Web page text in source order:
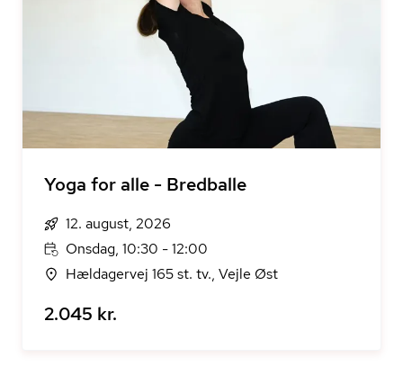
Yoga for alle - Bredballe
12. august, 2026
Onsdag, 10:30 - 12:00
Hældagervej 165 st. tv., Vejle Øst
2.045 kr.